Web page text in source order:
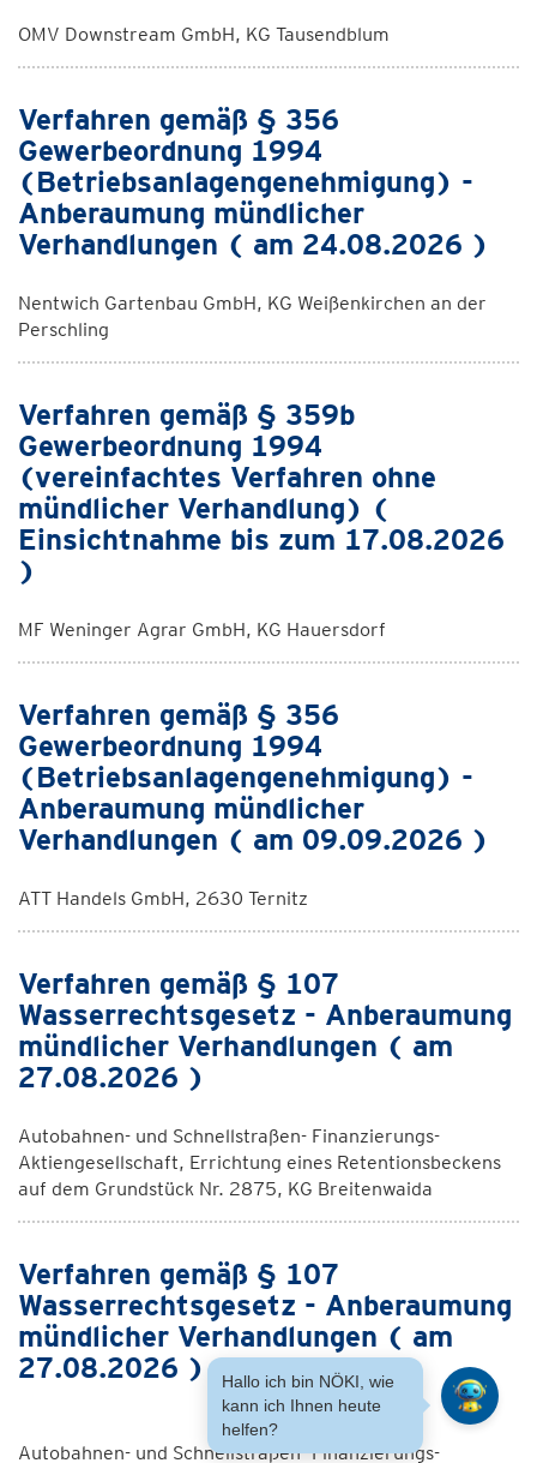
OMV Downstream GmbH, KG Tausendblum
Verfahren gemäß § 356
Gewerbeordnung 1994
(Betriebsanlagengenehmigung) -
Anberaumung mündlicher
Verhandlungen ( am 24.08.2026 )
Nentwich Gartenbau GmbH, KG Weißenkirchen an der
Perschling
Verfahren gemäß § 359b
Gewerbeordnung 1994
(vereinfachtes Verfahren ohne
mündlicher Verhandlung) (
Einsichtnahme bis zum 17.08.2026
)
MF Weninger Agrar GmbH, KG Hauersdorf
Verfahren gemäß § 356
Gewerbeordnung 1994
(Betriebsanlagengenehmigung) -
Anberaumung mündlicher
Verhandlungen ( am 09.09.2026 )
ATT Handels GmbH, 2630 Ternitz
Verfahren gemäß § 107
Wasserrechtsgesetz - Anberaumung
mündlicher Verhandlungen ( am
27.08.2026 )
Autobahnen- und Schnellstraßen- Finanzierungs-
Aktiengesellschaft, Errichtung eines Retentionsbeckens
auf dem Grundstück Nr. 2875, KG Breitenwaida
Verfahren gemäß § 107
Wasserrechtsgesetz - Anberaumung
mündlicher Verhandlungen ( am
27.08.2026 )
Autobahnen- und Schnellstraßen- Finanzierungs-
Hallo ich bin NÖKI, wie
kann ich Ihnen heute
helfen?